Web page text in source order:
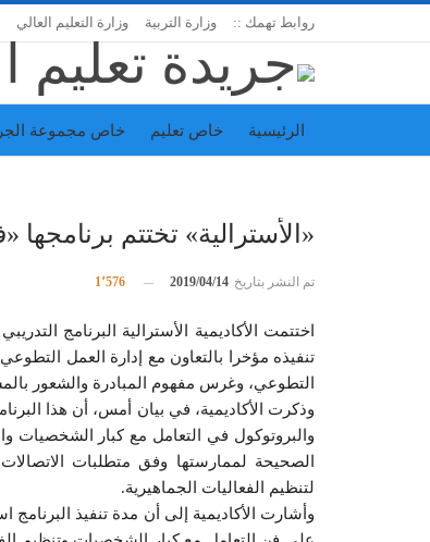
روابط تهمك :: وزارة التربية وزارة التعليم العالي
الرئيسية خاص تعليم خاص مجموعة
«الأسترالية» تختتم
تم النشر بتاريخ 2019/04/14
اختتمت الأكاديمية الأسترالية البرنامج
تنفيذه مؤخرا بالتعاون مع إدارة العمل
التطوعي، وغرس مفهوم المبادرة والشعور
وذكرت الأكاديمية، في بيان أمس، أن هذا
والبروتوكول في التعامل مع كبار الشخصيات
الصحيحة لممارستها وفق متطلبات
لتنظيم الفعاليات الجماهيرية.